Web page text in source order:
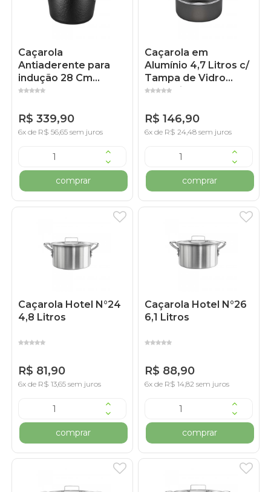
Caçarola
Antiaderente para
indução 28 Cm
Gourmet Preta
R$ 339,90
6x de R$ 56,65 sem juros
comprar
Caçarola em
Alumínio 4,7 Litros c/
Tampa de Vidro
Use+ Cinza
R$ 146,90
6x de R$ 24,48 sem juros
comprar
Caçarola Hotel N°24
4,8 Litros
R$ 81,90
6x de R$ 13,65 sem juros
comprar
Caçarola Hotel N°26
6,1 Litros
R$ 88,90
6x de R$ 14,82 sem juros
comprar